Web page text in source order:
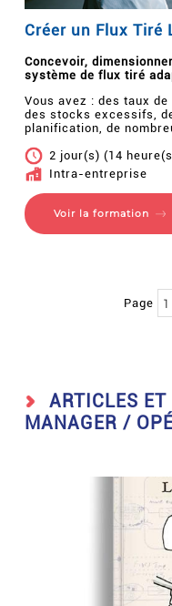
Créer un Flux Tiré
Concevoir,
système de flux tiré
Vous avez : des taux
des stocks excessifs,
planification, de
2 jour(s) (14
Intra-entreprise
Voir la formation
Page
ARTICLES
MANAGER /